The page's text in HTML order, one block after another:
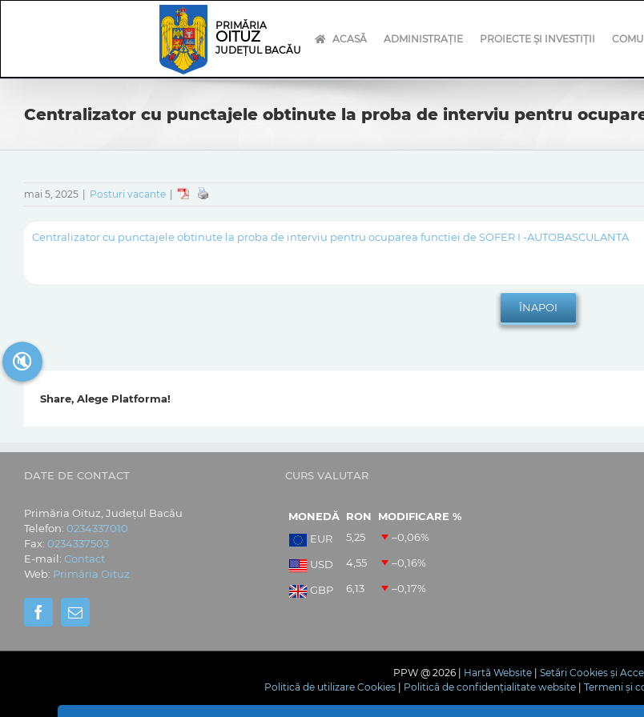
PRIMĂRIA
OITUZ
JUDEȚUL BACĂU
ACASĂ ADMINISTRAȚIE PROIECTE ȘI INVESTIȚII
Centralizator cu punctajele obtinute la proba de interviu pentru
mai 5, 2025 Posturi vacante
Centralizator cu punctajele obtinute la proba de interviu pentru ocuparea functiei de SOFER I -AUTOBASCULANTA
Share, Alege Platforma!
DATE DE CONTACT
Primăria Oituz, Județul Bacău
Telefon: 0234337010
Fax: 0234337503
E-mail: Contact
Web: Primăria Oituz
CURS VALUTAR
MONEDĂ RON
MODIFICARE %
EUR
5,25 –0,06%
USD 4,55 –0,16%
GBP 6,13 –0,17%
PPW @ 2026 | Hartă Website| Setări Cookies și
Politică de utilizare Cookies
Politică de confidențialitate website Termeni și
🔇